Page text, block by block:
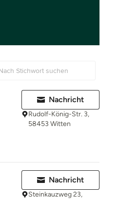
Nachricht
Rudolf-König-Str. 3,
58453 Witten
Nachricht
Steinkauzweg 23,